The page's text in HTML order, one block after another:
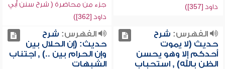
داود [357])
جزء من محاضرة ( شرح سنن أبي
داود [362])
الفهرس: شرح
حديث (لا يموت
أحدكم إلا وهو يحسن
الظن بالله) , استحباب
الفهرس: شرح
حديث: (إن الحلال بين
وإن الحرام بين ..) , اجتناب
الشبهات